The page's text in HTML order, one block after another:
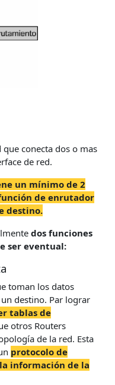
conecta dos o mas
de red.
un mínimo de 2
de enrutador
destino.
dos funciones
ser eventual:
toman los datos
destino. Par lograr
tablas de
otros Routers
de la red. Esta
protocolo de
información de la